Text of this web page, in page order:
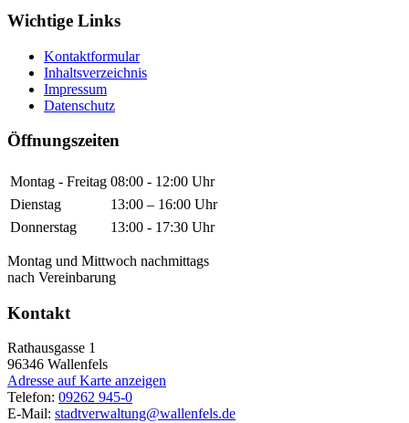
Wichtige Links
Kontaktformular
Inhaltsverzeichnis
Impressum
Datenschutz
Öffnungszeiten
Montag - Freitag 08:00 - 12:00 Uhr
Dienstag
13:00 – 16:00 Uhr
Donnerstag
13:00 - 17:30 Uhr
Montag und Mittwoch nachmittags
nach Vereinbarung
Kontakt
Rathausgasse 1
96346 Wallenfels
Adresse auf Karte anzeigen
Telefon: 09262 945-0
E-Mail: stadtverwaltung@wallenfels.de